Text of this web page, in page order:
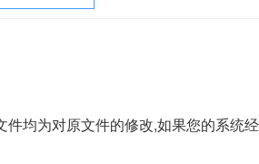
件均为对原文件的修改,如果您的系统